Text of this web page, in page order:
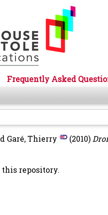
Frequently Asked
Garé, Thierry (2010)
repository.